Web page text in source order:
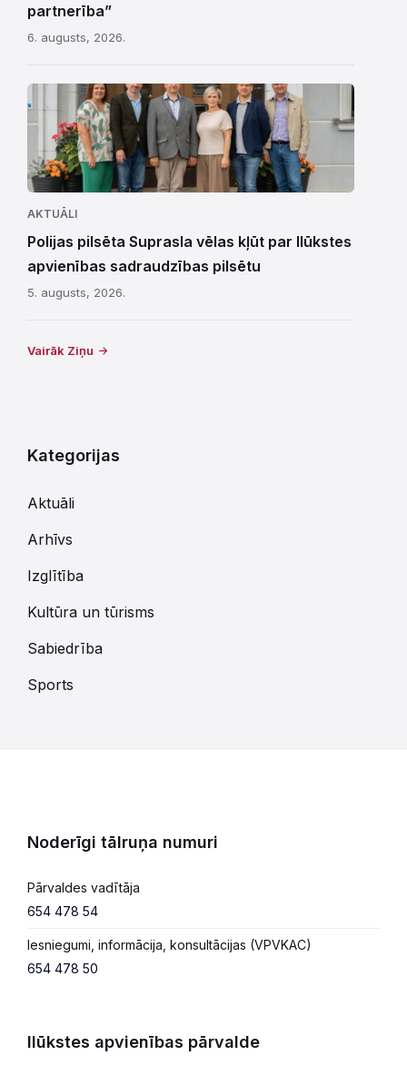
partnerība”
6. augusts, 2026.
AKTUĀLI
Polijas pilsēta Suprasla vēlas kļūt par Ilūkstes
apvienības sadraudzības pilsētu
5. augusts, 2026.
Vairāk Ziņu
Kategorijas
Aktuāli
Arhīvs
Izglītība
Kultūra un tūrisms
Sabiedrība
Sports
Noderīgi tālruņa numuri
Pārvaldes vadītāja
654 478 54
Iesniegumi, informācija, konsultācijas (VPVKAC)
654 478 50
Ilūkstes apvienības pārvalde